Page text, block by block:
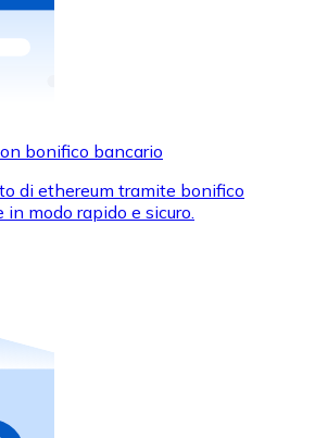
e Mastercard per acquistare
dei tuoi marchi preferiti con
carte regalo
bonifico bancario
di ethereum tramite bonifico
modo rapido e sicuro.